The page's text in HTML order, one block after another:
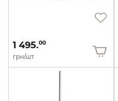
1 495.00
грн/шт